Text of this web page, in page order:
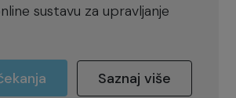
sustavu za upravljanje
Saznaj više